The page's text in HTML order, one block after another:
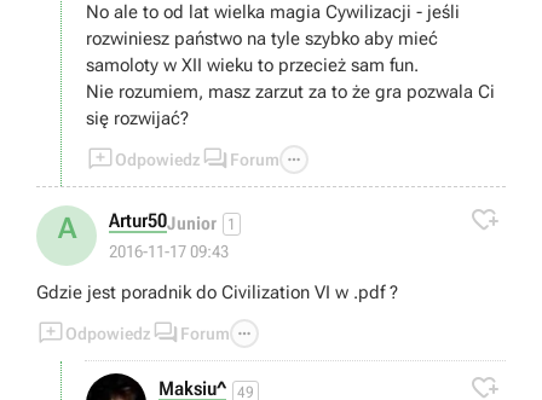
No ale to od lat wielka magia Cywilizacji - jeśli
rozwiniesz państwo na tyle szybko aby mieć
samoloty w XII wieku to przecież sam fun.
Nie rozumiem, masz zarzut za to że gra pozwala Ci
się rozwijać?
Odpowiedz  Forum 
A Artur50Junior 1
2016-11-17 09:43

Gdzie jest poradnik do Civilization VI w .pdf ?
Odpowiedz  Forum 
Maksiu^ 49 